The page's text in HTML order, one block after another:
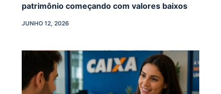
patrimônio começando com valores baixos
JUNHO 12, 2026